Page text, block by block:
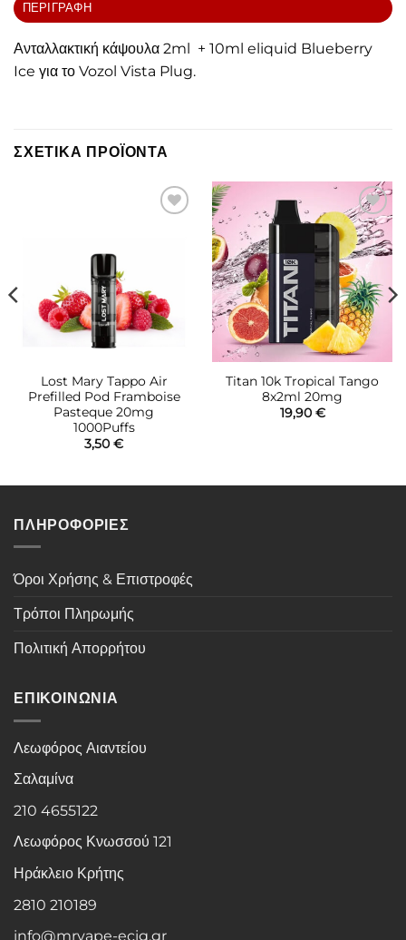
ΠΕΡΙΓΡΑΦΉ
Ανταλλακτική κάψουλα 2ml + 10ml eliquid Blueberry
Ice για το Vozol Vista Plug.
ΣΧΕΤΙΚΆ ΠΡΟΪΌΝΤΑ
Lost Mary Tappo Air
Prefilled Pod Framboise
Pasteque 20mg
1000Puffs
3,50 €
Πρόσθήκη
στην λίστα
επιθυμιών
Titan 10k Tropical Tango
8x2ml 20mg
19,90 €
ΠΛΗΡΟΦΟΡΙΕΣ
Όροι Χρήσης & Επιστροφές
Τρόποι Πληρωμής
Πολιτική Απορρήτου
ΕΠΙΚΟΙΝΩΝΙΑ
Λεωφόρος Αιαντείου
Σαλαμίνα
210 4655122
Λεωφόρος Κνωσσού 121
Ηράκλειο Κρήτης
2810 210189
info@mrvape-ecig.gr